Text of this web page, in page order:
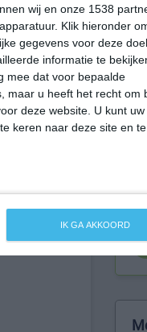
wij en onze 1538
Klik hieronder
gegevens voor deze
informatie te
mee dat voor bepaalde
maar u heeft het recht om
deze website. U kunt uw
keren naar deze site en
IK GA AKKOORD
21:00
NNW 2